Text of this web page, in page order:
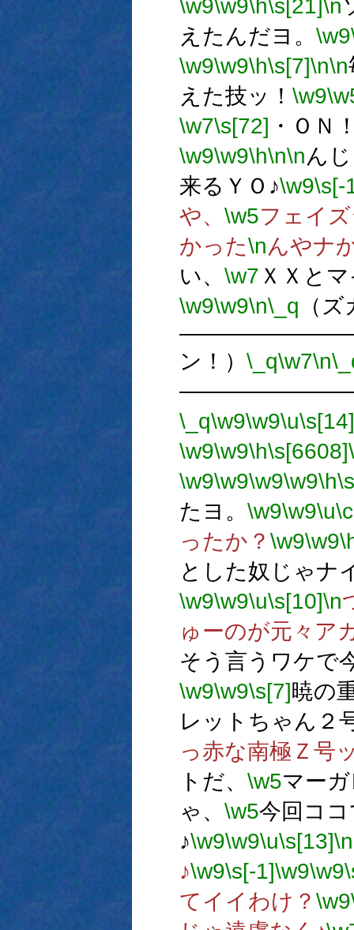
\w9\w9\h\s[21]\n
えたんだヨ。 \w9
\w9\w9\h\s[7]\n\n
えた技ッ！ \w9
\w7\s[72] ・ＯＮ
\w9\w9\h\n\nん
来るＹＯ♪\w9\s[-
や、 \w5フェイ
かった\nんやナ
い、 \w7 ＸＸと
\w9\w9\n\_q （ズ
ン！） \_q\w7\n
\_q\w9\w9\u\s[14]
\w9\w9\h\s[6608]
\w9\w9\w9\w9\h
たヨ。 \w9\w9\u\c
ったか？ \w9\w9
とした奴じゃナ
\w9\w9\u\s[10]\n
ゅーのが元々ア
そう言うワケで
\w9\w9\s[7]暁の
レットちゃん２
っ赤な南極Ｚ号
トだ、 \w5マー
ゃ、 \w5今回コ
♪\w9\w9\u\s[13]\n
♪\w9\s[-1]\w9\w9
てイイわけ？ \w9